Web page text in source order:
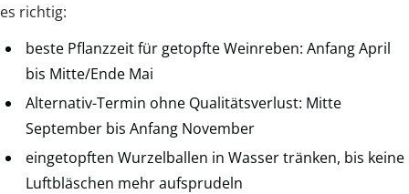
es richtig:
beste Pflanzzeit für getopfte Weinreben: Anfang April
bis Mitte/Ende Mai
Alternativ-Termin ohne Qualitätsverlust: Mitte
September bis Anfang November
eingetopften Wurzelballen in Wasser tränken, bis keine
Luftbläschen mehr aufsprudeln